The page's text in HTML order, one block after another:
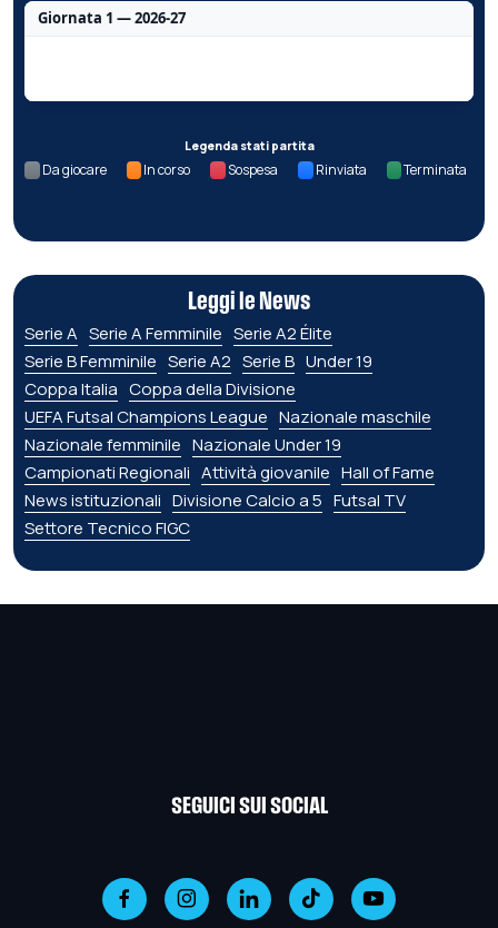
Giornata 1 — 2026-27
Legenda stati partita
Da giocare In corso Sospesa Rinviata Terminata
Leggi le News
Serie A Serie A Femminile Serie A2 Élite
Serie B Femminile Serie A2 Serie B Under 19
Coppa Italia Coppa della Divisione
UEFA Futsal Champions League Nazionale maschile
Nazionale femminile Nazionale Under 19
Campionati Regionali Attività giovanile Hall of Fame
News istituzionali Divisione Calcio a 5 Futsal TV
Settore Tecnico FIGC
SEGUICI SUI SOCIAL